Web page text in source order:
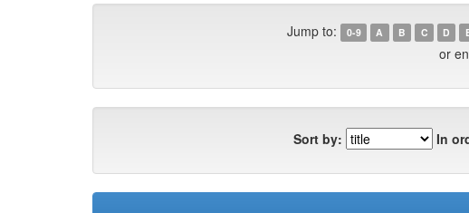
Jump to: 0-9 A B C D
or
Sort by: In